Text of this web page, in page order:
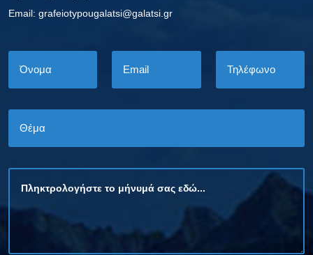
Εmail: grafeiotypougalatsi@galatsi.gr